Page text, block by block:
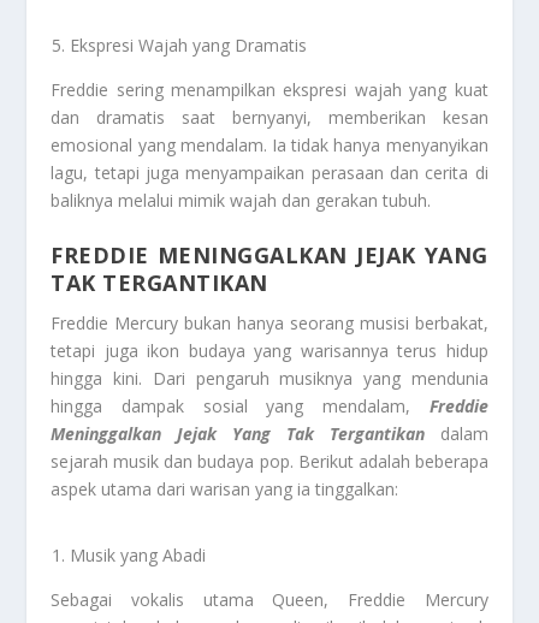
Ekspresi Wajah yang Dramatis
Freddie sering menampilkan ekspresi wajah yang kuat
dan dramatis saat bernyanyi, memberikan kesan
emosional yang mendalam. Ia tidak hanya menyanyikan
lagu, tetapi juga menyampaikan perasaan dan cerita di
baliknya melalui mimik wajah dan gerakan tubuh.
FREDDIE MENINGGALKAN JEJAK YANG
TAK TERGANTIKAN
Freddie Mercury bukan hanya seorang musisi berbakat,
tetapi juga ikon budaya yang warisannya terus hidup
hingga kini. Dari pengaruh musiknya yang mendunia
hingga dampak sosial yang mendalam, Freddie
Meninggalkan Jejak Yang Tak Tergantikandalam
sejarah musik dan budaya pop. Berikut adalah beberapa
aspek utama dari warisan yang ia tinggalkan:
Musik yang Abadi
Sebagai vokalis utama Queen, Freddie Mercury